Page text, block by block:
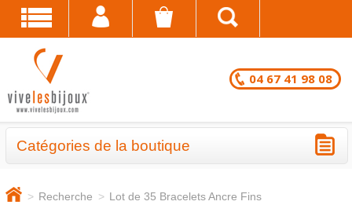
04 67 41 98 08
Catégories de la boutique
> Recherche > Lot de 35 Bracelets Ancre Fins